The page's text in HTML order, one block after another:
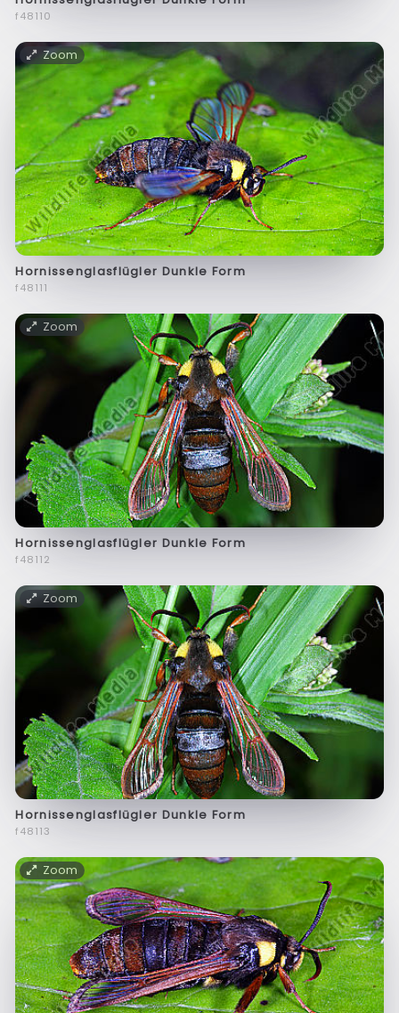
f48110
Zoom
Hornissenglasflügler Dunkle Form
f48111
Zoom
Hornissenglasflügler Dunkle Form
f48112
Zoom
Hornissenglasflügler Dunkle Form
f48113
Zoom